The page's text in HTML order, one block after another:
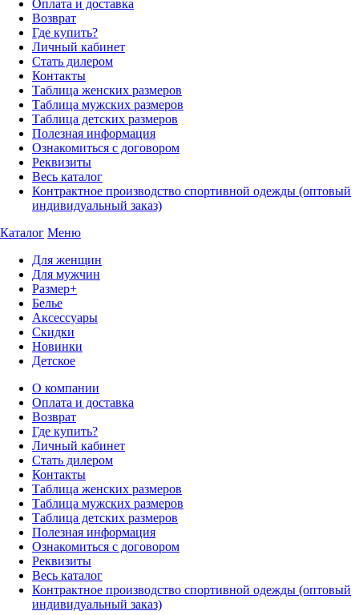
Оплата и доставка
Возврат
Где купить?
Личный кабинет
Стать дилером
Контакты
Таблица женских размеров
Таблица мужских размеров
Таблица детских размеров
Полезная информация
Ознакомиться с договором
Реквизиты
Весь каталог
Контрактное производство спортивной одежды (оптовый
индивидуальный заказ)
Каталог Меню
Для женщин
Для мужчин
Размер+
Белье
Аксессуары
Скидки
Новинки
Детское
О компании
Оплата и доставка
Возврат
Где купить?
Личный кабинет
Стать дилером
Контакты
Таблица женских размеров
Таблица мужских размеров
Таблица детских размеров
Полезная информация
Ознакомиться с договором
Реквизиты
Весь каталог
Контрактное производство спортивной одежды (оптовый
индивидуальный заказ)